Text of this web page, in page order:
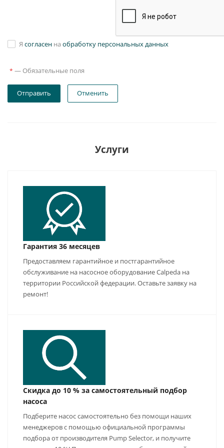
Я согласен на обработку персональных данных
* — Обязательные поля
Отправить Отменить
Услуги
Гарантия 36 месяцев
Предоставляем гарантийное и постгарантийное
обслуживание на насосное оборудование Calpeda на
территории Российской федерации. Оставьте заявку на
ремонт!
Скидка до 10 % за самостоятельный подбор
насоса
Подберите насос самостоятельно без помощи наших
менеджеров с помощью официальной программы
подбора от производителя Pump Selector, и получите